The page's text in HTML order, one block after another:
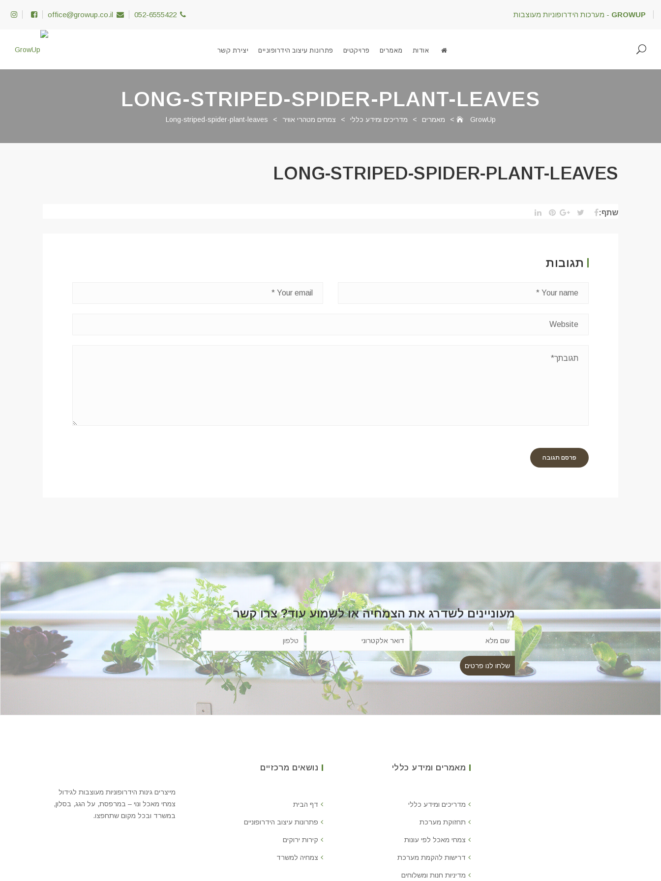
office@growup.co.il 052-6555422 GROWUP - מערכות הידרופוניות מעוצבות
אודות מאמרים פרויקטים פתרונות עיצוב הידרופוניים יצירת קשר
LONG-STRIPED-SPIDER-PLANT-LEAVES
GrowUp
> מאמרים > מדריכים ומידע כללי > צמחים מטהרי אוויר >
Long-striped-spider-plant-leaves
LONG-STRIPED-SPIDER-PLANT-LEAVES
שתף:
תגובות
מעוניינים לשדרג את הצמחיה או לשמוע עוד? צרו קשר
מאמרים ומידע כללי
מדריכים ומידע כללי
תחזוקת מערכת
צמחי מאכל לפי עונות
דרישות להקמת מערכת
מדיניות חנות ומשלוחים
נושאים מרכזיים
דף הבית
פתרונות עיצוב הידרופוניים
קירות ירוקים
צמחיה למשרד
מייצרים גינות הידרופוניות מעוצבות לגידול
צמחי מאכל ונוי – במרפסת, על הגג, בסלון,
במשרד ובכל מקום שתחפצו.